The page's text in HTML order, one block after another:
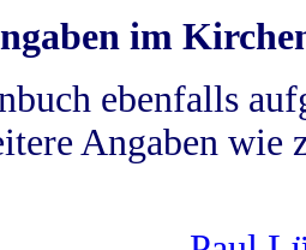
im
ebenfalls
Angaben wie